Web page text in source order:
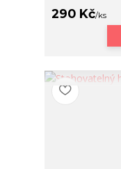
290 Kč/ks